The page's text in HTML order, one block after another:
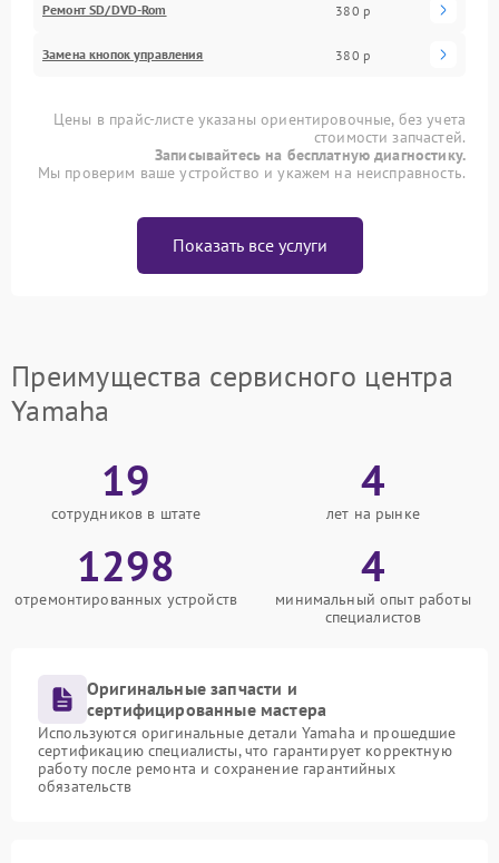
Ремонт SD/DVD-Rom 380 р
Замена кнопок управления 380 р
Цены в прайс-листе указаны ориентировочные, без учета
стоимости запчастей.
Записывайтесь на бесплатную диагностику.
Мы проверим ваше устройство и укажем на неисправность.
Показать все услуги
Преимущества сервисного центра
Yamaha
19
сотрудников в штате
4
лет на рынке
1298
отремонтированных устройств
4
минимальный опыт работы
специалистов
Оригинальные запчасти и
сертифицированные мастера
Используются оригинальные детали Yamaha и прошедшие
сертификацию специалисты, что гарантирует корректную
работу после ремонта и сохранение гарантийных
обязательств